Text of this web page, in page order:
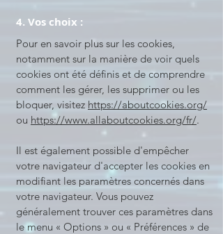
4. Vos choix :
Pour en savoir plus sur les cookies,
notamment sur la manière de voir quels
cookies ont été définis et de comprendre
comment les gérer, les supprimer ou les
bloquer, visitez https://aboutcookies.org/
ou https://www.allaboutcookies.org/fr/.
Il est également possible d'empêcher
votre navigateur d'accepter les cookies en
modifiant les paramètres concernés dans
votre navigateur. Vous pouvez
généralement trouver ces paramètres dans
le menu « Options » ou « Préférences » de